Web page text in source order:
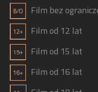
Film bez
Film od 12 lat
Film od 15 lat
Film od 16 lat